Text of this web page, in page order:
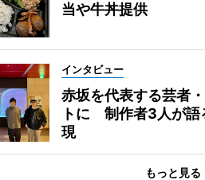
当や牛丼提供
インタビュー
赤坂を代表する芸者
トに 制作者3人が語
現
もっと見る